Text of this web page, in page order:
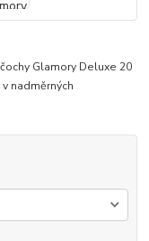
Glamory Deluxe 20
nadměrných